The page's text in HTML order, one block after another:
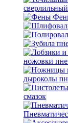
ножовки
дыроколы
смазок